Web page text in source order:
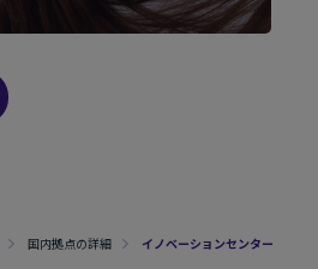
国内拠点の詳細 イノベーションセンター